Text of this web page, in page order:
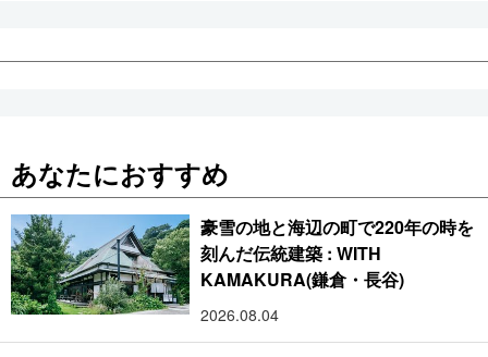
あなたにおすすめ
豪雪の地と海辺の町で220年の時を
刻んだ伝統建築 : WITH
KAMAKURA(鎌倉・長谷)
2026.08.04